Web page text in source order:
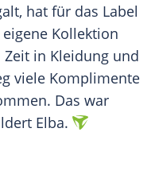
hat für das Label
Kollektion
in Kleidung und
viele Komplimente
Das war
Elba.